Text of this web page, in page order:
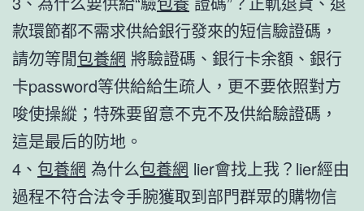
款環節都不需求供給銀行發來的短信驗證碼，
請勿等閒包養網 將驗證碼、銀行卡余額、銀行
卡password等供給給生疏人，更不要依照對方
唆使操縱；特殊要留意不克不及供給驗證碼，
這是最后的防地。
4、 包養網 為什么包養網 lier會找上我？lier經由
過程不符合法令手腕獲取到部門群眾的購物信